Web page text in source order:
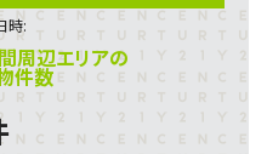
時:
周辺エリアの
件数